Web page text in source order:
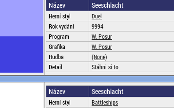
Název Seeschlacht
Herní styl
Duel
Rok vydání
9994
Program
W. Posur
Grafika
W. Posur
Hudba
(None)
Detail
Stáhni si to
Název Seeschlacht
Herní styl
Battleships